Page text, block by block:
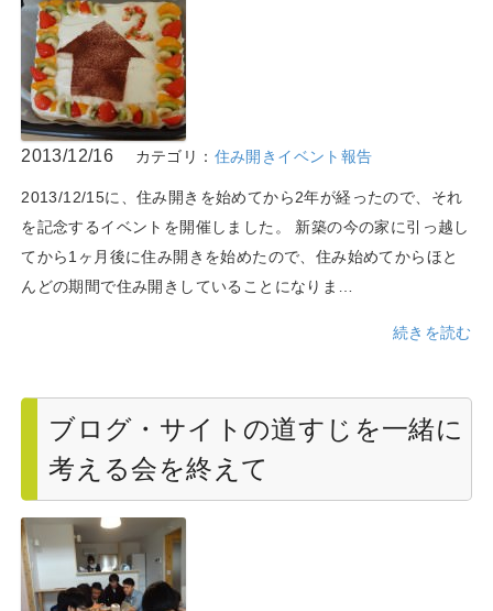
2013/12/16 カテゴリ： 住み開きイベント報告
2013/12/15に、住み開きを始めてから2年が経ったので、それ
を記念するイベントを開催しました。 新築の今の家に引っ越し
てから1ヶ月後に住み開きを始めたので、住み始めてからほと
んどの期間で住み開きしていることになりま…
続きを読む
ブログ・サイトの道すじを一緒に
考える会を終えて